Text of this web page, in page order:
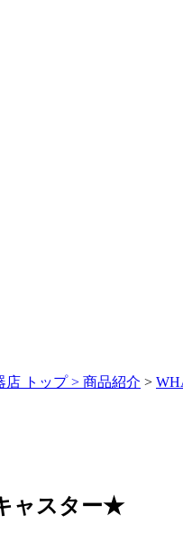
店 トップ > 商品紹介 >
ャスター★